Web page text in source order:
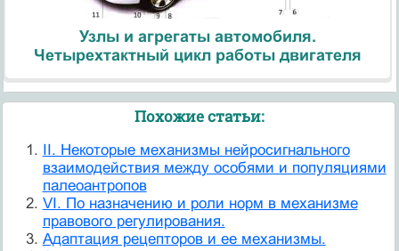
Узлы и агрегаты автомобиля.
Четырехтактный цикл работы двигателя
Похожие статьи:
II. Некоторые механизмы нейросигнального
взаимодействия между особями и популяциями
палеоантропов
VI. По назначению и роли норм в механизме
правового регулирования.
Адаптация рецепторов и ее механизмы.